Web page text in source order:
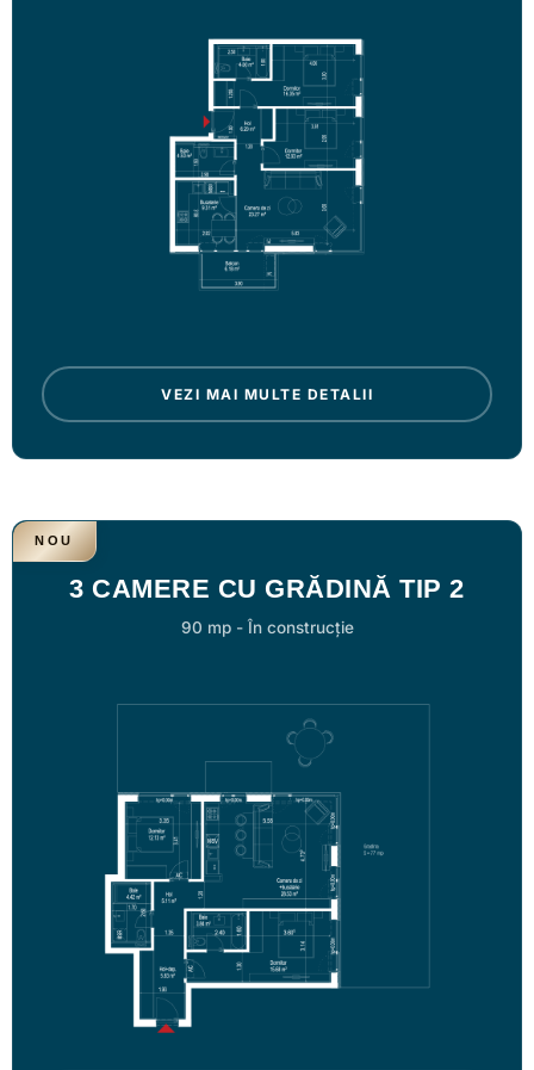
VEZI MAI MULTE DETALII
NOU
3 CAMERE CU GRĂDINĂ TIP 2
90 mp -În construcție